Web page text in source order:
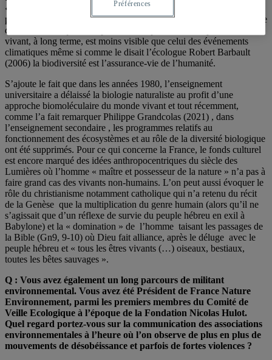
« diversité du vivant » de la transition écologique est moins
perceptible tant à l’opinion publique qu’aux décideurs à la différence
du volet climatique. L’impact de la disparition d’une part du monde
vivant, à long terme, est moins visible que celui des événements
climatiques même si comme le disait l’écologue Robert Barbault
(2006) la biodiversité est l’assurance-vie de l’humanité.
S’ajoute le fait que dans les années 1980, l’enseignement
universitaire a délaissé la biologie naturaliste au profit d’une
approche biomoléculaire du monde vivant et tout récemment,
comme l’a fait remarquer Philippe Grandcolas (2021) , dans
l’enseignement secondaire , les programmes relatifs au
fonctionnement des écosystèmes et au rôle de la diversité biologique
ont été supprimés. Pour ce qui concerne la France, le fonds culturel
est encore marqué des idées anthropocentriques du siècle des
Lumières où l’homme « maître et possesseur de la nature » n’a pas à
faire grand cas des vivants non-humains. L’on peut aussi évoquer le
rôle du christianisme notamment catholique qui n’a retenu du récit
de la Genèse que la multiplication du genre humain (alors qu’il ne
s’agissait que d’un réflexe de survie du peuple hébreu en exil à
Babylone) et la « domination » de l’homme taisant les passages de
la Bible (Gn9, 9-10) où Dieu fait alliance, après le déluge avec le
peuple hébreu et « tous les êtres vivants (…) oiseaux, bestiaux,
toutes les bêtes sauvages ».
Q : Vous avez également un long parcours de militant
environnemental. Vous avez été Président de France Nature
Environnement, parmi les premiers membres du Comité de
Veille Ecologique à l’époque de la Fondation Nicolas Hulot.
Quel regard portez-vous sur la communication des associations
environnementales à l’heure où l’on observe de plus en plus de
mouvements de désobéissance et parfois de fortes violences ?
Préférences